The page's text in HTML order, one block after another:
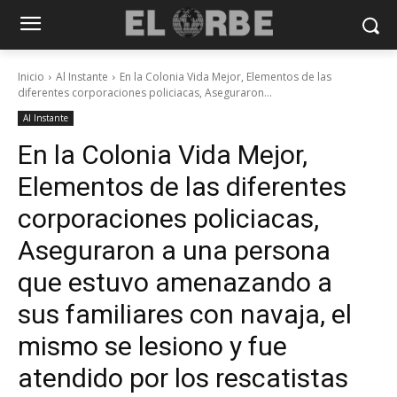
Inicio Al Instante
En la Colonia Vida Mejor, Elementos de las
diferentes corporaciones policiacas, Aseguraron...
Al Instante
En la Colonia Vida Mejor,
Elementos de las diferentes
corporaciones policiacas,
Aseguraron a una persona
que estuvo amenazando a
sus familiares con navaja, el
mismo se lesiono y fue
atendido por los rescatistas